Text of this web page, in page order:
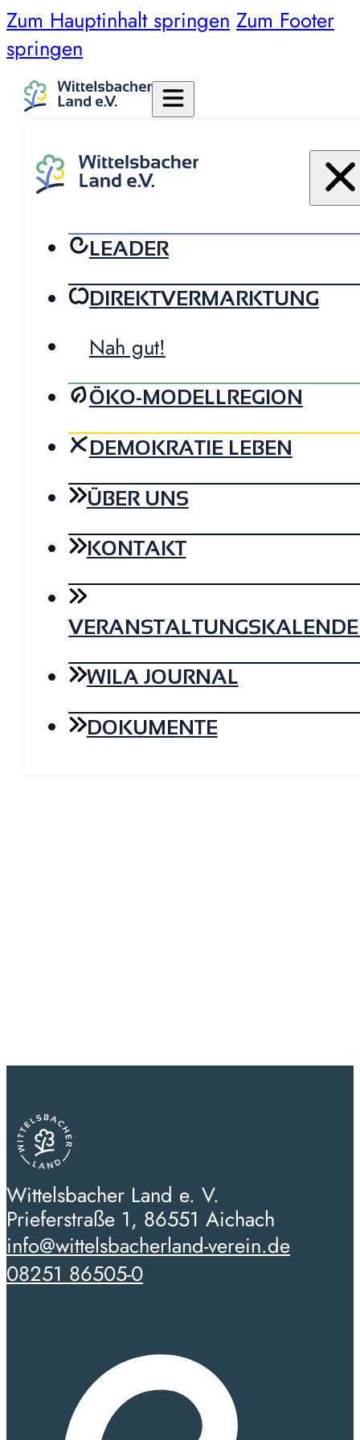
Zum Hauptinhalt springen Zum Footer
springen
LEADER
DIREKTVERMARKTUNG
Nah gut!
ÖKO-MODELLREGION
DEMOKRATIE LEBEN
ÜBER UNS
KONTAKT
WILA JOURNAL
DOKUMENTE
Wittelsbacher Land e. V.
Prieferstraße 1, 86551 Aichach
info@wittelsbacherland-verein.de
08251 86505-0